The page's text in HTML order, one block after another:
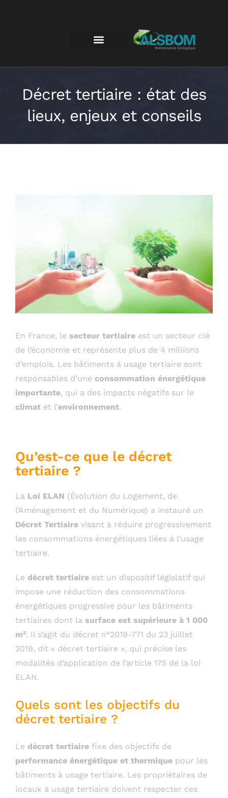
Décret tertiaire : état des
lieux, enjeux et conseils
En France, le secteur tertiaire est un secteur clé
de l’économie et représente plus de 4 millions
d’emplois. Les bâtiments à usage tertiaire sont
responsables d’une consommation énergétique
importante, qui a des impacts négatifs sur le
climat et l’environnement.
Qu’est-ce que le décret
tertiaire ?
La Loi ELAN (Évolution du Logement, de
l’Aménagement et du Numérique) a instauré un
Décret Tertiaire visant à réduire progressivement
les consommations énergétiques liées à l’usage
tertiaire.
Le décret tertiaire est un dispositif législatif qui
impose une réduction des consommations
énergétiques progressive pour les bâtiments
tertiaires dont la surface est supérieure à 1 000
m². Il s’agit du décret n°2019-771 du 23 juillet
2019, dit « décret tertiaire », qui précise les
modalités d’application de l’article 175 de la loi
ELAN.
Quels sont les objectifs du
décret tertiaire ?
Le décret tertiaire fixe des objectifs de
performance énergétique et thermique pour les
bâtiments à usage tertiaire. Les propriétaires de
locaux à usage tertiaire doivent respecter ces